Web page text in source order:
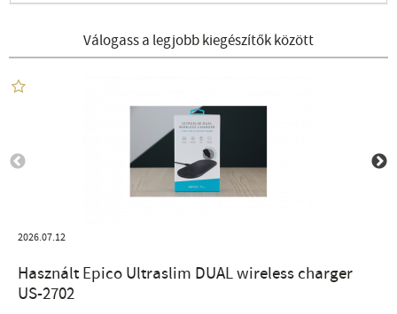
Válogass a legjobb kiegészítők között
2026.07.12
Használt Epico Ultraslim DUAL wireless charger
US-2702